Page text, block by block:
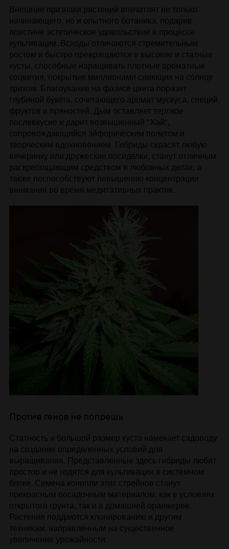
Внешние признаки растений впечатлят не только
начинающего, но и опытного ботаника, подарив
поистине эстетическое удовольствие в процессе
культивации. Всходы отличаются стремительным
ростом и быстро превращаются в высокие и статные
кусты, способные наращивать плотные ароматные
соцветия, покрытые миллионами сияющих на солнце
трихом. Благоухание на фазисе цвета поразит
глубиной букета, сочетающего аромат мускуса, специй,
фруктов и пряностей. Дым оставляет терпкое
послевкусие и дарит возвышенный "Хай",
сопровождающийся эйфорическим полетом и
творческим вдохновением. Гибриды скрасят любую
вечеринку или дружеские посиделки, станут отличным
раскрепощающим средством в любовных делах, а
также поспособствуют повышению концентрации
внимания во время медитативных практик.
Против генов не попрешь
Статность и большой размер куста намекает садоводу
на создание определенных условий для
выращивания. Представленные здесь гибриды любят
простор и не годятся для культивации в системном
блоке. Семена конопли этих стрейнов станут
прекрасным посадочным материалом, как в условиях
открытого грунта, так и в домашней оранжерее.
Растения поддаются клонированию и другим
техникам, направленным на существенное
увеличение урожайности.